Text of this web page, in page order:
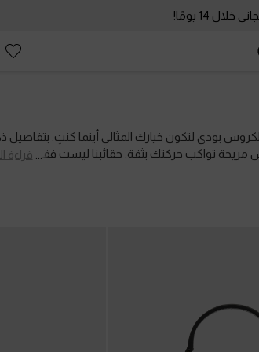
خلال 14 يومًا!
بودي لتكون خيارك المثالي أينما كنتِ. بتفاصيل
تواكب حركتك بثقة. حقائبنا ليست فقط قراءة